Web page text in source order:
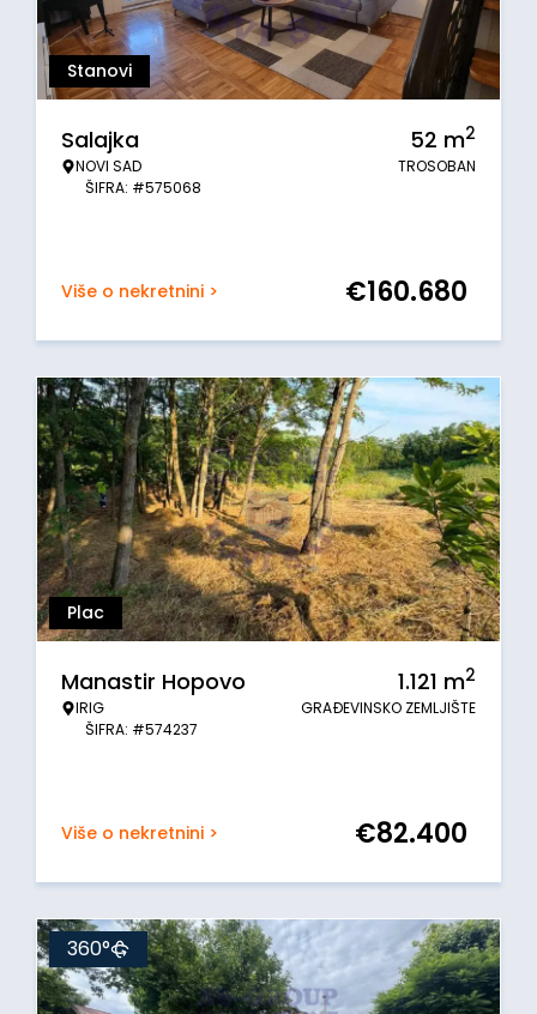
Stanovi
Salajka
NOVI SAD
ŠIFRA: #575068
52 m2
TROSOBAN
Više o nekretnini > €160.680
Plac
Manastir Hopovo
IRIG
ŠIFRA: #574237
1.121 m2
GRAĐEVINSKO ZEMLJIŠTE
Više o nekretnini > €82.400
360°